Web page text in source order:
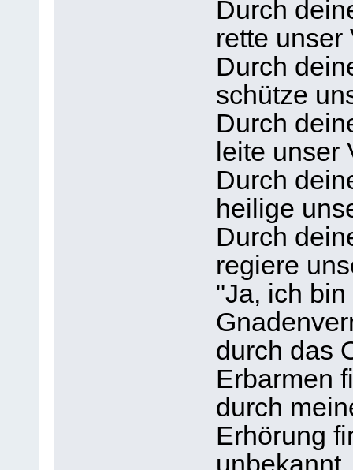
Durch
rette unser
Durch
schütze
Durch
leite unser
Durch
heilige
Durch
regiere
"Ja, ich
durch das
Erbarmen
durch
Erhörung